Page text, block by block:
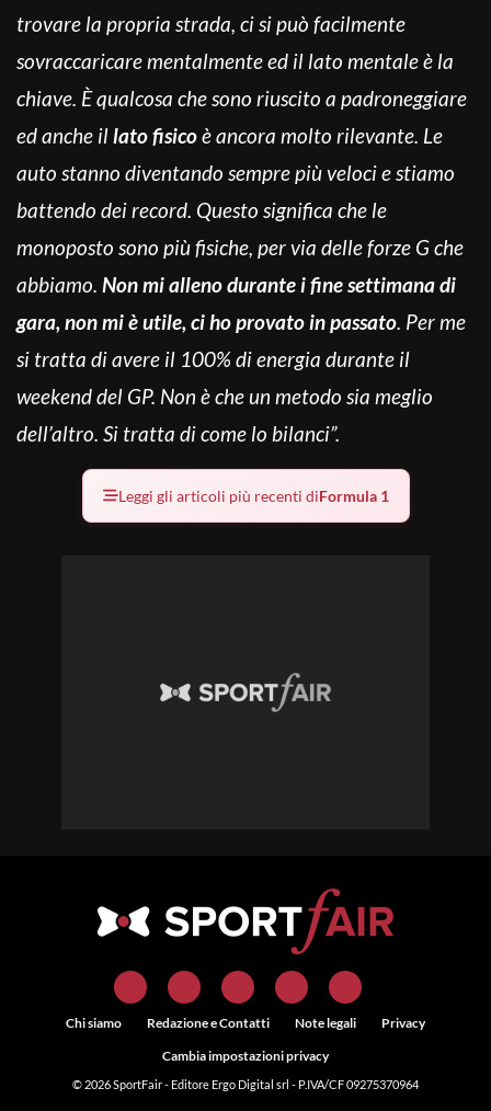
trovare la propria strada, ci si può facilmente
sovraccaricare mentalmente ed il lato mentale è la
chiave. È qualcosa che sono riuscito a padroneggiare
ed anche illato fisicoè ancora molto rilevante. Le
auto stanno diventando sempre più veloci e stiamo
battendo dei record. Questo significa che le
monoposto sono più fisiche, per via delle forze G che
abbiamo. Non mi alleno durante i fine settimana di
gara, non mi è utile, ci ho provato in passato. Per me
si tratta di avere il 100% di energia durante il
weekend del GP. Non è che un metodo sia meglio
dell’altro. Si tratta di come lo bilanci”.
Leggi gli articoli più recenti diFormula 1
Chi siamo Redazione e Contatti Note legali
Privacy
Cambia impostazioni privacy
© 2026SportFair- Editore Ergo Digital srl - P.IVA/CF 09275370964